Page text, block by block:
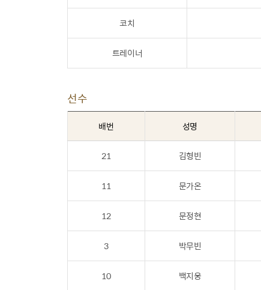
코치
트레이너
선수
배번 성명
21 김형빈
11 문가온
12 문정현
3 박무빈
10 백지웅